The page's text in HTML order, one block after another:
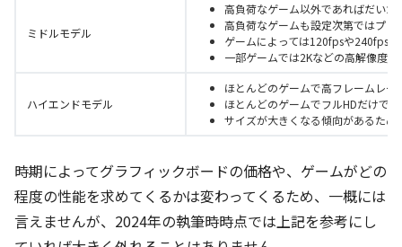
ミドルモデル
高負荷なゲーム以外であればだいた
高負荷なゲームも設定次第ではプレ
ゲームによっては120fpsや240fps
一部ゲームでは2Kなどの高解像度
ハイエンドモデル
ほとんどのゲームで高フレームレー
ほとんどのゲームでフルHDだけで
サイズが大きくなる傾向があるため
時期によってグラフィックボードの価格や、ゲームがどの
程度の性能を求めてくるかは変わってくるため、一概には
言えませんが、2024年の執筆時時点では上記を参考にし